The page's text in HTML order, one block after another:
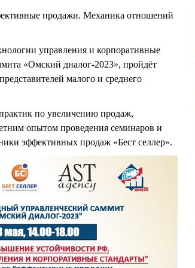
продажи. Механика отношений
управления и корпоративные
«Омский диалог-2023», пройдёт
малого и среднего
по увеличению продаж,
опытом проведения семинаров и
эффективных продаж «Бест селлер».